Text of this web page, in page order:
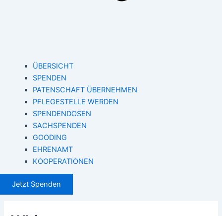
ÜBERSICHT
SPENDEN
PATENSCHAFT ÜBERNEHMEN
PFLEGESTELLE WERDEN
SPENDENDOSEN
SACHSPENDEN
GOODING
EHRENAMT
KOOPERATIONEN
Jetzt Spenden